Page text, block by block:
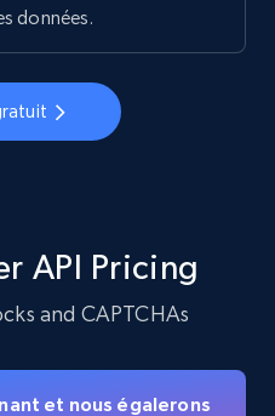
données.
API Pricing
and CAPTCHAs
et nous égalerons